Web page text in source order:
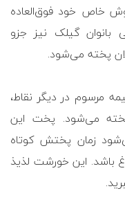
خاص خود فوق‌العاده
گیلک نیز جزو
پخته می‌شود.
مرسوم در دیگر نقاط،
می‌شود. پخت این
زمان پختش کوتاه
باشد. این خورشت لذیذ